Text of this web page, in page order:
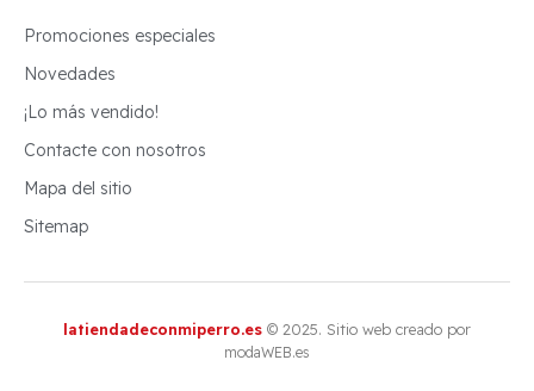
Promociones especiales
Novedades
¡Lo más vendido!
Contacte con nosotros
Mapa del sitio
Sitemap
latiendadeconmiperro.es © 2025. Sitio web creado por
modaWEB.es